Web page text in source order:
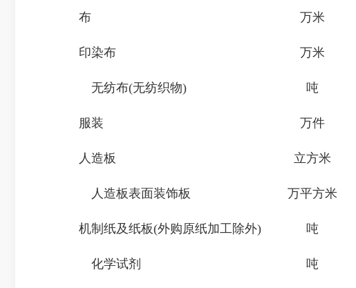
布 万米
印染布 万米
无纺布(无纺织物) 吨
服装 万件
人造板 立方米
人造板表面装饰板 万平方米
机制纸及纸板(外购原纸加工除外) 吨
化学试剂 吨